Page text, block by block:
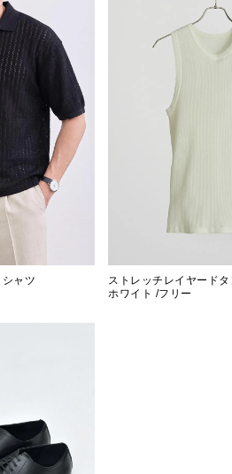
ャツ
ストレッチレイヤード
ホワイト /フリー